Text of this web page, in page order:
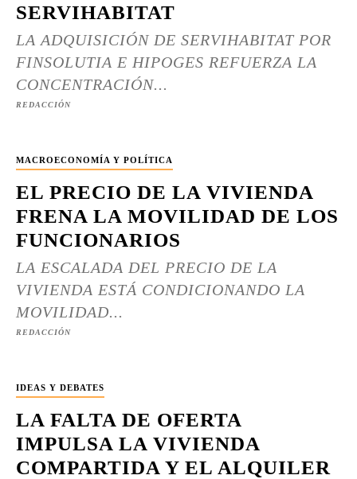
SERVIHABITAT
LA ADQUISICIÓN DE SERVIHABITAT POR
FINSOLUTIA E HIPOGES REFUERZA LA
CONCENTRACIÓN...
REDACCIÓN
MACROECONOMÍA Y POLÍTICA
EL PRECIO DE LA VIVIENDA
FRENA LA MOVILIDAD DE LOS
FUNCIONARIOS
LA ESCALADA DEL PRECIO DE LA
VIVIENDA ESTÁ CONDICIONANDO LA
MOVILIDAD...
REDACCIÓN
IDEAS Y DEBATES
LA FALTA DE OFERTA
IMPULSA LA VIVIENDA
COMPARTIDA Y EL ALQUILER